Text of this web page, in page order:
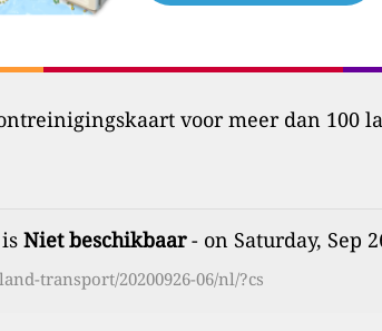
voor meer dan 100
Niet beschikbaar- on Saturday, Sep
transport/20200926-06/nl/?cs